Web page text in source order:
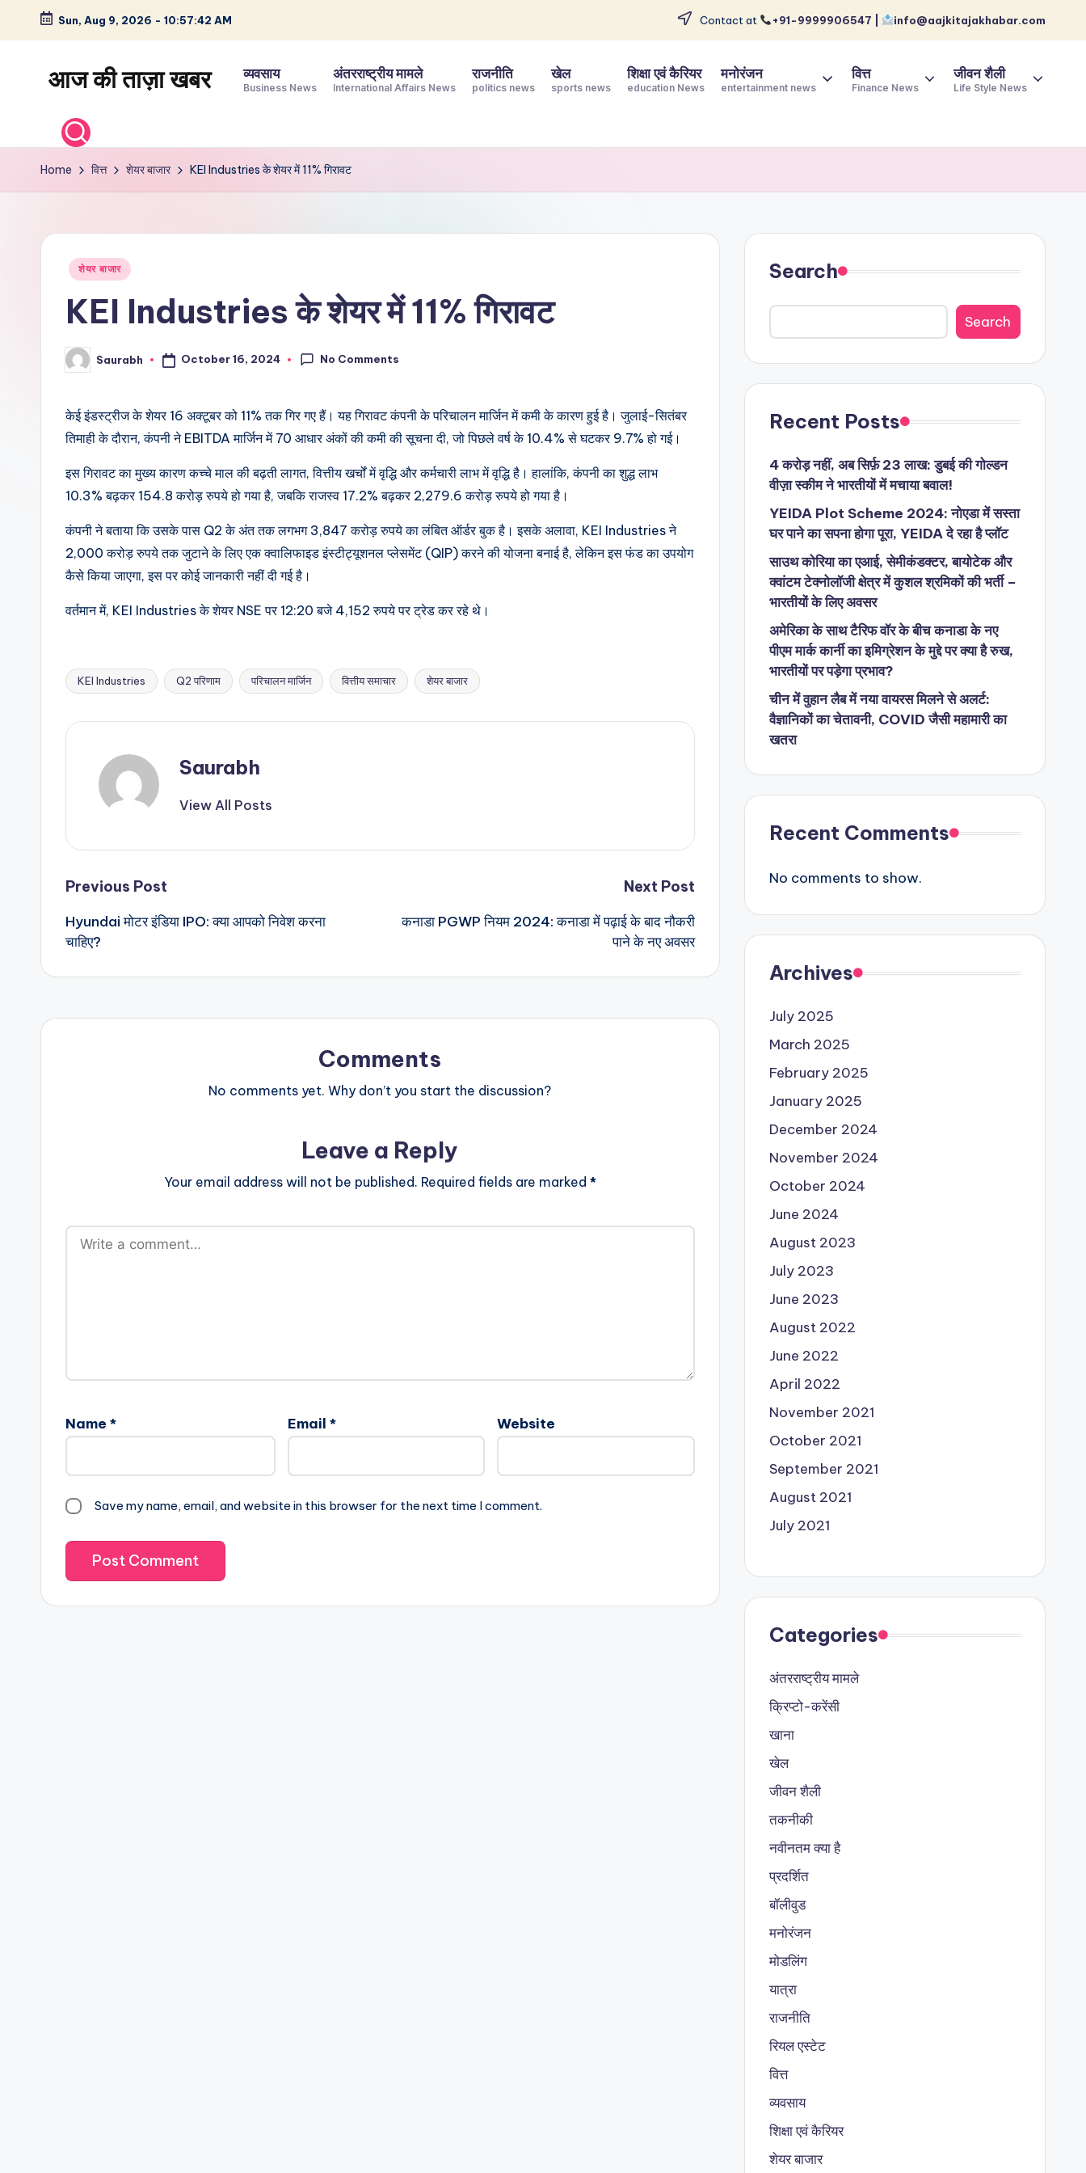
Skip
content
Sun, Aug 9, 2026 - 10:57:43 AM Contact at +91-9999906547 | info@aajkitajakhabar.com
आज की ताज़ा खबर
खेल,
व्यापार
विश्व
व्यवसाय
Business News
अंतरराष्ट्रीय मामले
International Affairs News
राजनीति
politics news
खेल
sports news
शिक्षा एवं कैरियर
education News
मनोरंजन
entertainment news
वित्त
Finance News
जीवन शैली
Life Style News
Home वित्त शेयर बाजार KEI Industries के शेयर में 11% गिरावट
Posted
शेयर बाजार
KEI Industries के शेयर में 11% गिरावट
Posted
by
Saurabh October 16, 2024 No Comments
केई इंडस्ट्रीज के शेयर 16 अक्टूबर को 11% तक गिर गए हैं। यह गिरावट कंपनी के परिचालन मार्जिन में कमी के कारण हुई है। जुलाई-सितंबर
तिमाही के दौरान, कंपनी ने EBITDA मार्जिन में 70 आधार अंकों की कमी की सूचना दी, जो पिछले वर्ष के 10.4% से घटकर 9.7% हो गई।
इस गिरावट का मुख्य कारण कच्चे माल की बढ़ती लागत, वित्तीय खर्चों में वृद्धि और कर्मचारी लाभ में वृद्धि है। हालांकि, कंपनी का शुद्ध लाभ
10.3% बढ़कर 154.8 करोड़ रुपये हो गया है, जबकि राजस्व 17.2% बढ़कर 2,279.6 करोड़ रुपये हो गया है।
कंपनी ने बताया कि उसके पास Q2 के अंत तक लगभग 3,847 करोड़ रुपये का लंबित ऑर्डर बुक है। इसके अलावा, KEI Industries ने
2,000 करोड़ रुपये तक जुटाने के लिए एक क्वालिफाइड इंस्टीट्यूशनल प्लेसमेंट (QIP) करने की योजना बनाई है, लेकिन इस फंड का उपयोग
कैसे किया जाएगा, इस पर कोई जानकारी नहीं दी गई है।
वर्तमान में, KEI Industries के शेयर NSE पर 12:20 बजे 4,152 रुपये पर ट्रेड कर रहे थे।
Tags:
KEI Industries Q2 परिणाम परिचालन मार्जिन वित्तीय समाचार शेयर बाजार
Saurabh
View All Posts
Post
navigation
Previous Post
Hyundai मोटर इंडिया IPO: क्या आपको निवेश करना
चाहिए?
Next Post
कनाडा PGWP नियम 2024: कनाडा में पढ़ाई के बाद नौकरी
पाने के नए अवसर
Comments
No comments yet. Why don’t you start the discussion?
Leave a Reply
Your email address will not be published. Required fields are marked *
Name * Email * Website
Save my name, email, and website in this browser for the next time I comment.
Search
Search
Recent Posts
4 करोड़ नहीं, अब सिर्फ़ 23 लाख: डुबई की गोल्डन
वीज़ा स्कीम ने भारतीयों में मचाया बवाल!
YEIDA Plot Scheme 2024: नोएडा में सस्ता
घर पाने का सपना होगा पूरा, YEIDA दे रहा है प्लॉट
साउथ कोरिया का एआई, सेमीकंडक्टर, बायोटेक और
क्वांटम टेक्नोलॉजी क्षेत्र में कुशल श्रमिकों की भर्ती –
भारतीयों के लिए अवसर
अमेरिका के साथ टैरिफ वॉर के बीच कनाडा के नए
पीएम मार्क कार्नी का इमिग्रेशन के मुद्दे पर क्या है रुख,
भारतीयों पर पड़ेगा प्रभाव?
चीन में वुहान लैब में नया वायरस मिलने से अलर्ट:
वैज्ञानिकों का चेतावनी, COVID जैसी महामारी का
खतरा
Recent Comments
No comments to show.
Archives
July 2025
March 2025
February 2025
January 2025
December 2024
November 2024
October 2024
June 2024
August 2023
July 2023
June 2023
August 2022
June 2022
April 2022
November 2021
October 2021
September 2021
August 2021
July 2021
Categories
अंतरराष्ट्रीय मामले
क्रिप्टो-करेंसी
खाना
खेल
जीवन शैली
तकनीकी
नवीनतम क्या है
प्रदर्शित
बॉलीवुड
मनोरंजन
मोडलिंग
यात्रा
राजनीति
रियल एस्टेट
वित्त
व्यवसाय
शिक्षा एवं कैरियर
शेयर बाजार